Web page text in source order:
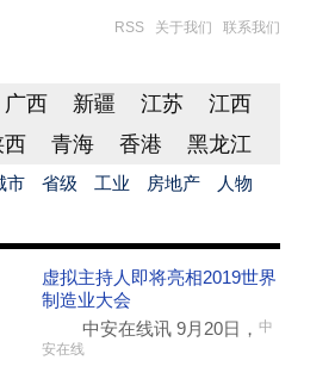
RSS 关于我们 联系我们
广西 新疆 江苏
江西
西 青海 香港 黑龙江
市 省级 工业 房地产 人物
虚拟主持人即将亮相2019世界
制造业大会
中安在线讯 9月20日， 中
安在线